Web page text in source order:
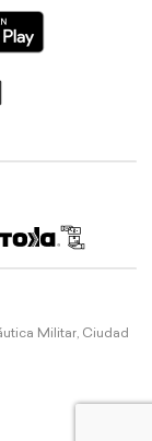
Militar, Ciudad